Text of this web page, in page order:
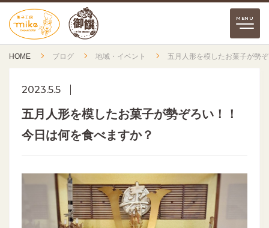
HOME ブログ 地域・イベント 五月人形を模したお菓子が勢
2023.5.5
五月人形を模したお菓子が勢ぞろい！！
今日は何を食べますか？